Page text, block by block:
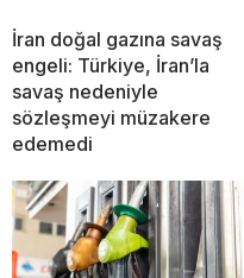
İran doğal gazına savaş
engeli: Türkiye, İran’la
savaş nedeniyle
sözleşmeyi müzakere
edemedi